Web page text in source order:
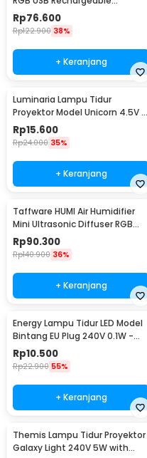
1500mAh 5V 3W - F8-1
Rp76.600
Rp122.900 38%
+ Keranjang
Luminaria Lampu Tidur
Proyektor Model Unicorn 4.5V -
GP-ZS0
Rp15.600
Rp24.000 35%
+ Keranjang
Taffware HUMI Air Humidifier
Mini Ultrasonic Diffuser RGB
500ml Remote - 2467
Rp90.300
Rp140.900 36%
+ Keranjang
Energy Lampu Tidur LED Model
Bintang EU Plug 240V 0.1W -
EN-NL-8
Rp10.500
Rp22.900 55%
+ Keranjang
Themis Lampu Tidur Proyektor
Galaxy Light 240V 5W with